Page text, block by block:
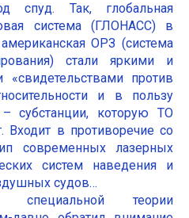
спуд. Так, глобальная
система (ГЛОНАСС) в
ОРЗ (система
стали яркими и
против
и в пользу
субстанции, которую ТО
Входит в противоречие со
современных лазерных
систем наведения и
судов…
специальной теории